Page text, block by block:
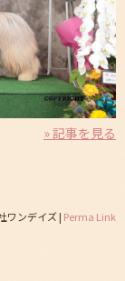
» 記事を見る
ワンデイズ| Perma Link